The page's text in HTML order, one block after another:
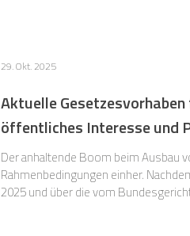
Aktuelle
öffentliches Interesse und
Der anhaltende Boom beim Ausbau
Rahmenbedingungen einher.
2025 und über die vom Bundesgerichtshof gebilligte Erhebung eines Baukostenzuschusses für Batteriespeicher berichtet haben, steht
29. Okt. 2025